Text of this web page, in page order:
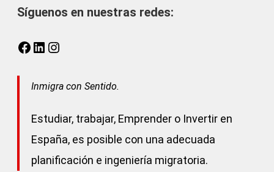
Síguenos en nuestras redes:
Facebook
LinkedIn
Inmigra con Sentido.
Estudiar, trabajar, Emprender o Invertir en
España, es posible con una adecuada
planificación e ingeniería migratoria.